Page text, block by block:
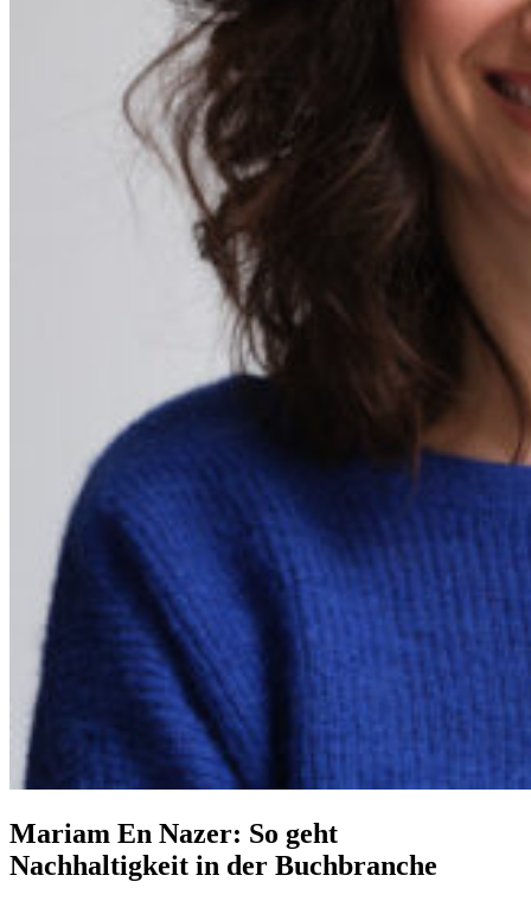
Mariam En Nazer: So geht
Nachhaltigkeit in der Buchbranche